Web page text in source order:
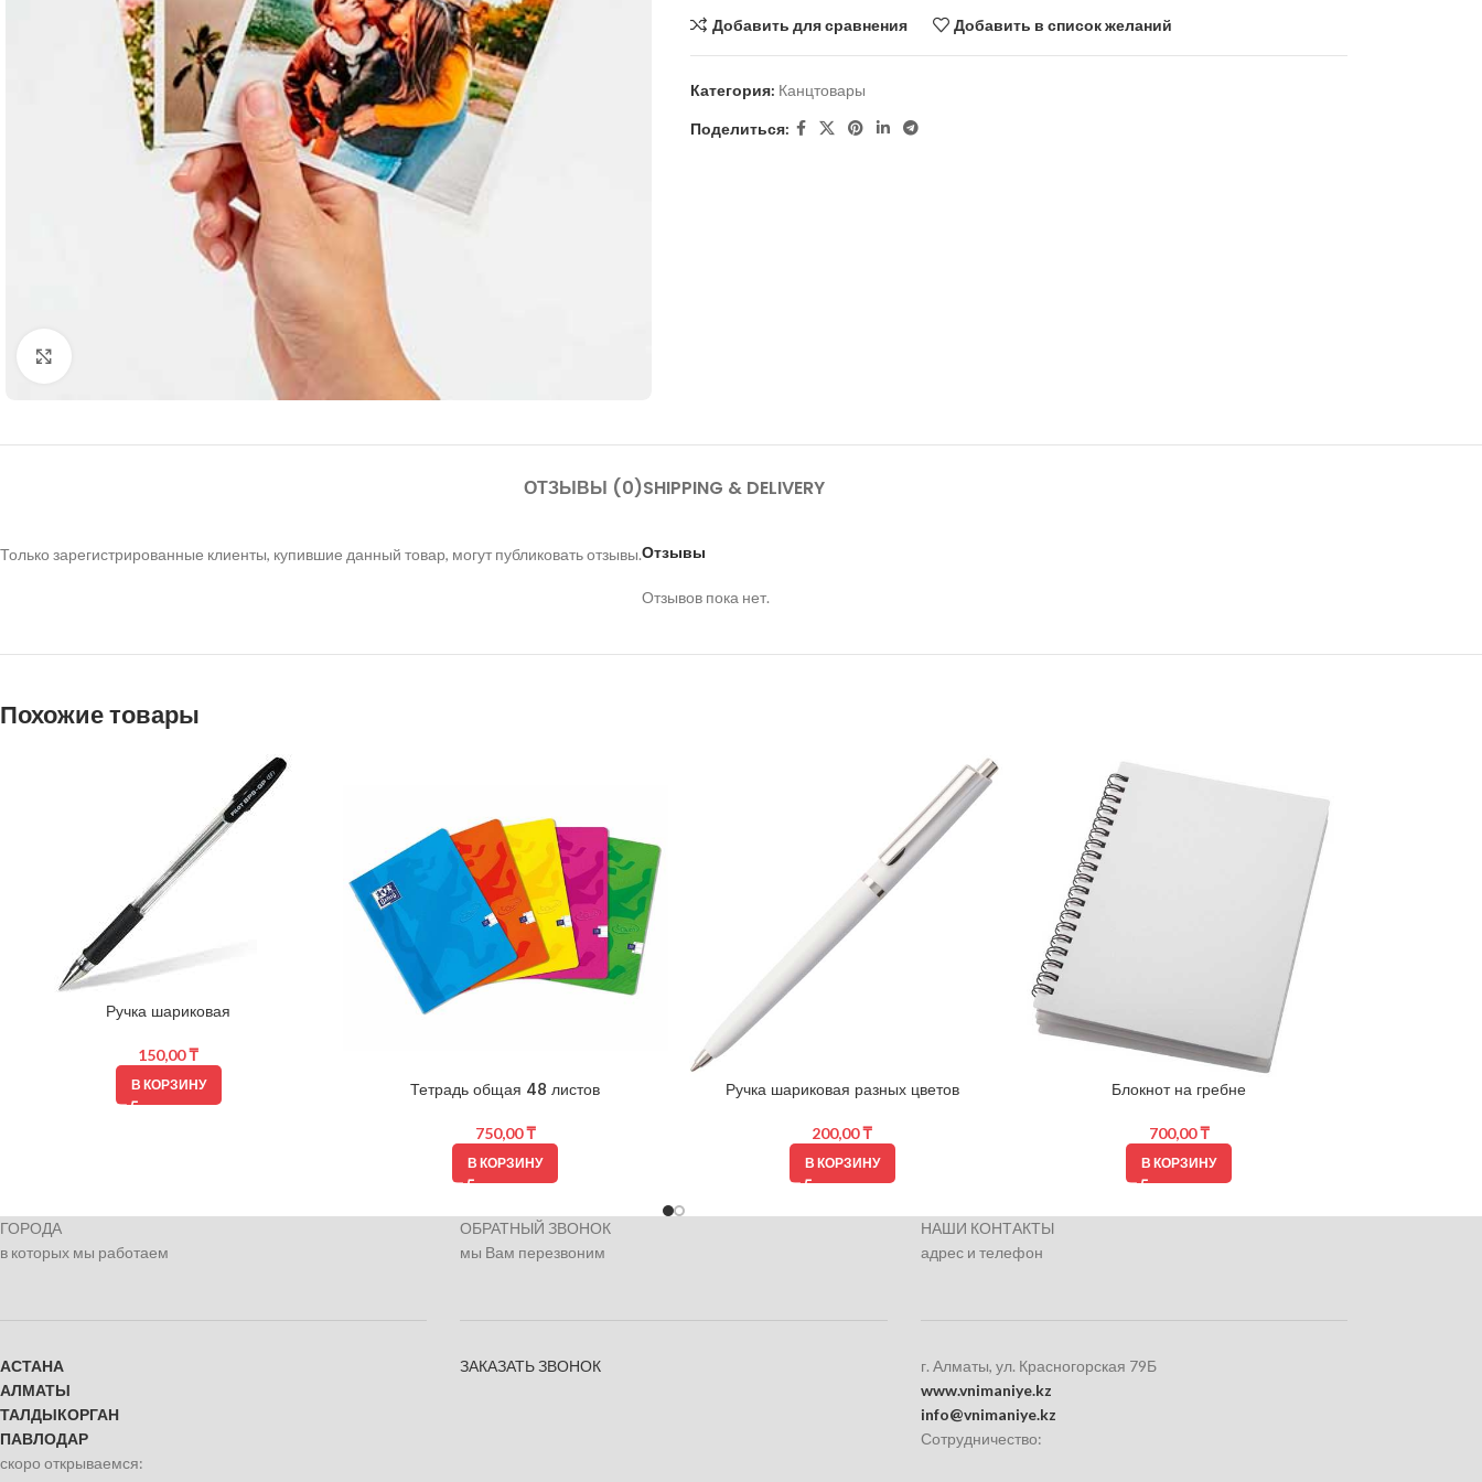
Нажмите, чтобы увеличить
Добавить для сравнения Добавить в список желаний
Категория: Канцтовары
Поделиться:
ОТЗЫВЫ (0)SHIPPING & DELIVERY
Отзывы
Отзывов пока нет.
Только зарегистрированные клиенты, купившие данный товар, могут публиковать отзывы.
Похожие товары
Ручка шариковая
150,00₸
В КОРЗИНУ Тетрадь общая 48 листов
750,00₸
В КОРЗИНУ
Ручка шариковая разных цветов
200,00₸
В КОРЗИНУ
Блокнот на гребне
700,00₸
В КОРЗИНУ
ГОРОДА
в которых мы работаем
АСТАНА
АЛМАТЫ
ТАЛДЫКОРГАН
ПАВЛОДАР
скоро открываемся:
ОБРАТНЫЙ ЗВОНОК
мы Вам перезвоним
ЗАКАЗАТЬ ЗВОНОК
НАШИ КОНТАКТЫ
адрес и телефон
г. Алматы, ул. Красногорская 79Б
www.vnimaniye.kz
info@vnimaniye.kz
Сотрудничество: